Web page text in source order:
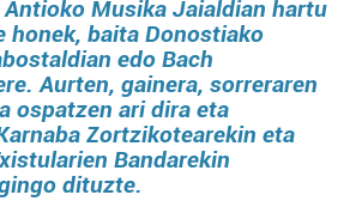
Antioko Musika Jaialdian hartu
honek, baita Donostiako
edo Bach
Aurten, gainera, sorreraren
ospatzen ari dira eta
Zortzikotearekin eta
Bandarekin
dituzte.